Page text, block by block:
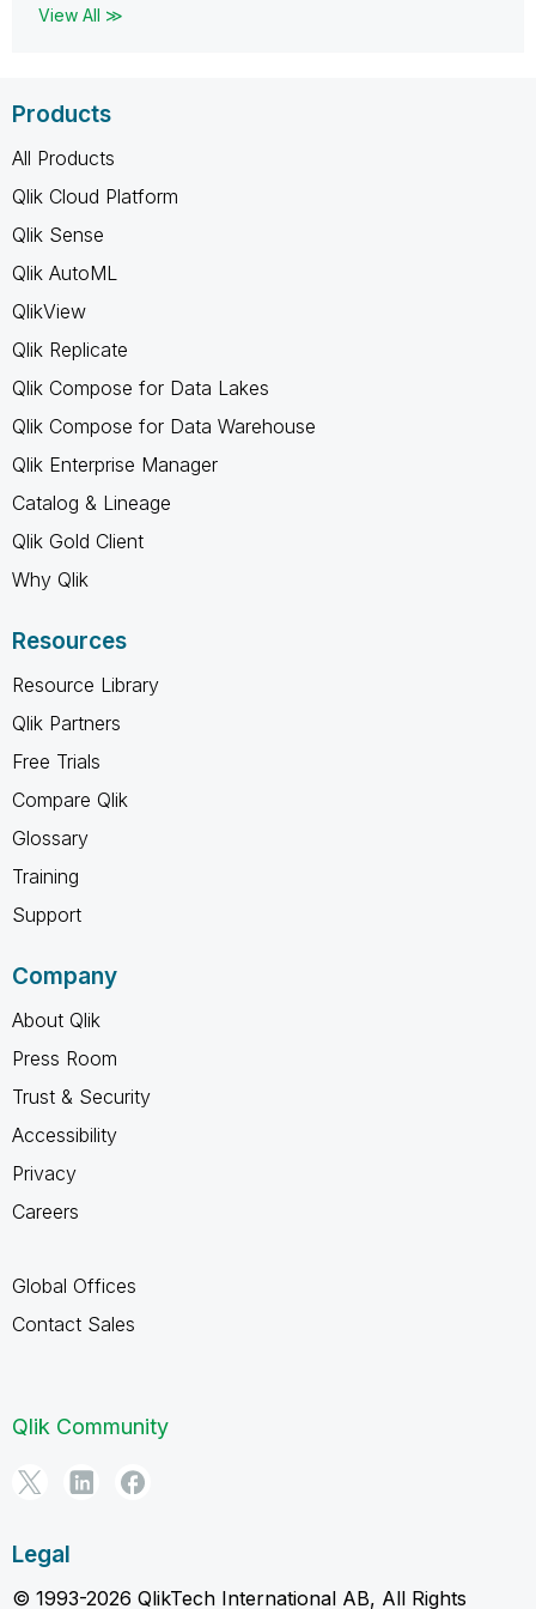
View All ≫
Products
All Products
Qlik Cloud Platform
Qlik Sense
Qlik AutoML
QlikView
Qlik Replicate
Qlik Compose for Data Lakes
Qlik Compose for Data Warehouse
Qlik Enterprise Manager
Catalog & Lineage
Qlik Gold Client
Why Qlik
Resources
Resource Library
Qlik Partners
Free Trials
Compare Qlik
Glossary
Training
Support
Company
About Qlik
Press Room
Trust & Security
Accessibility
Privacy
Careers
Global Offices
Contact Sales
Qlik Community
Legal
© 1993-2026 QlikTech International AB, All Rights